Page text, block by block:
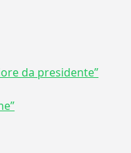
da presidente”